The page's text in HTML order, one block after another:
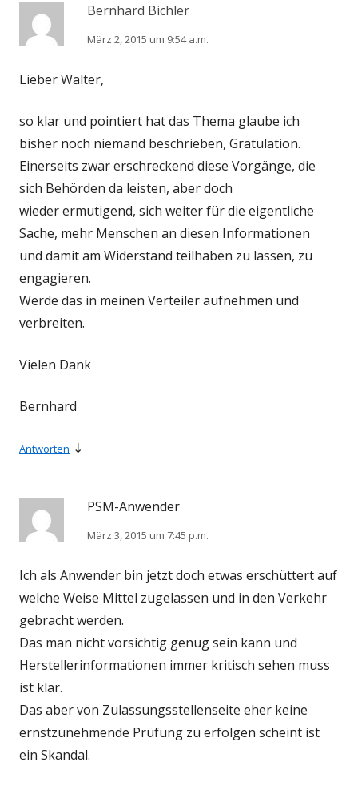
Bernhard Bichler
März 2, 2015 um 9:54 a.m.
Lieber Walter,
so klar und pointiert hat das Thema glaube ich
bisher noch niemand beschrieben, Gratulation.
Einerseits zwar erschreckend diese Vorgänge, die
sich Behörden da leisten, aber doch
wieder ermutigend, sich weiter für die eigentliche
Sache, mehr Menschen an diesen Informationen
und damit am Widerstand teilhaben zu lassen, zu
engagieren.
Werde das in meinen Verteiler aufnehmen und
verbreiten.
Vielen Dank
Bernhard
Antworten ↓
PSM-Anwender
März 3, 2015 um 7:45 p.m.
Ich als Anwender bin jetzt doch etwas erschüttert auf
welche Weise Mittel zugelassen und in den Verkehr
gebracht werden.
Das man nicht vorsichtig genug sein kann und
Herstellerinformationen immer kritisch sehen muss
ist klar.
Das aber von Zulassungsstellenseite eher keine
ernstzunehmende Prüfung zu erfolgen scheint ist
ein Skandal.